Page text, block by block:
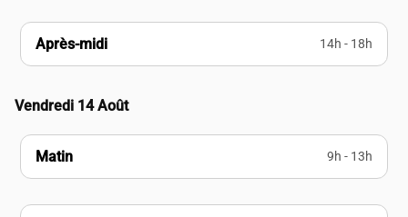
Après-midi 14h - 18h
Vendredi 14 Août
Matin 9h - 13h